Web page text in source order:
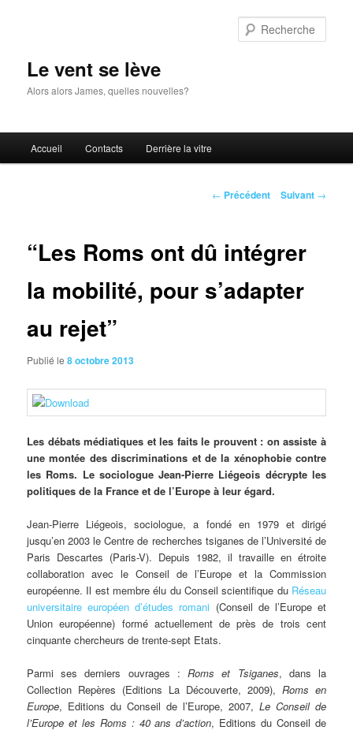
Le vent se lève
Alors alors James, quelles nouvelles?
principal
Accueil Contacts Derrière la vitre
Navigation
← Précédent Suivant →
“Les Roms ont dû intégrer
la mobilité, pour s’adapter
au rejet”
Publié le8 octobre 2013
Les débats médiatiques et les faits le prouvent : on assiste à
une montée des discriminations et de la xénophobie contre
les Roms. Le sociologue Jean-Pierre Liégeois décrypte les
politiques de la France et de l’Europe à leur égard.
Jean-Pierre Liégeois, sociologue, a fondé en 1979 et dirigé
jusqu’en 2003 le Centre de recherches tsiganes de l’Université de
Paris Descartes (Paris-V). Depuis 1982, il travaille en étroite
collaboration avec le Conseil de l’Europe et la Commission
européenne. Il est membre élu du Conseil scientifique du Réseau
universitaire européen d’études romani (Conseil de l’Europe et
Union européenne) formé actuellement de près de trois cent
cinquante chercheurs de trente-sept Etats.
Parmi ses derniers ouvrages :Roms et Tsiganes, dans la
Collection Repères (Editions La Découverte, 2009), Roms en
Europe, Editions du Conseil de l’Europe, 2007, Le Conseil de
l’Europe et les Roms : 40 ans d’action, Editions du Conseil de